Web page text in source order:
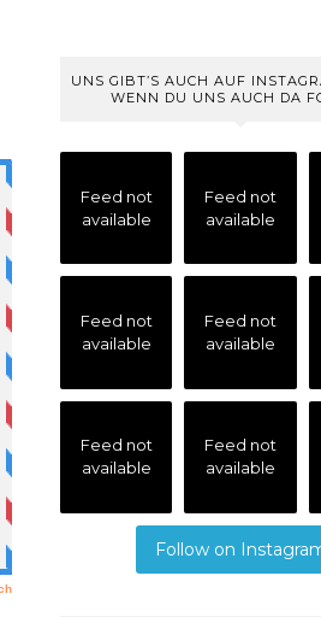
UNS GIBT’S AUCH AUF
WENN DU UNS AUCH DA
Feed not
available
Feed not
available
Feed not
available
Feed not
available
Feed not
available
Feed not
available
Follow on